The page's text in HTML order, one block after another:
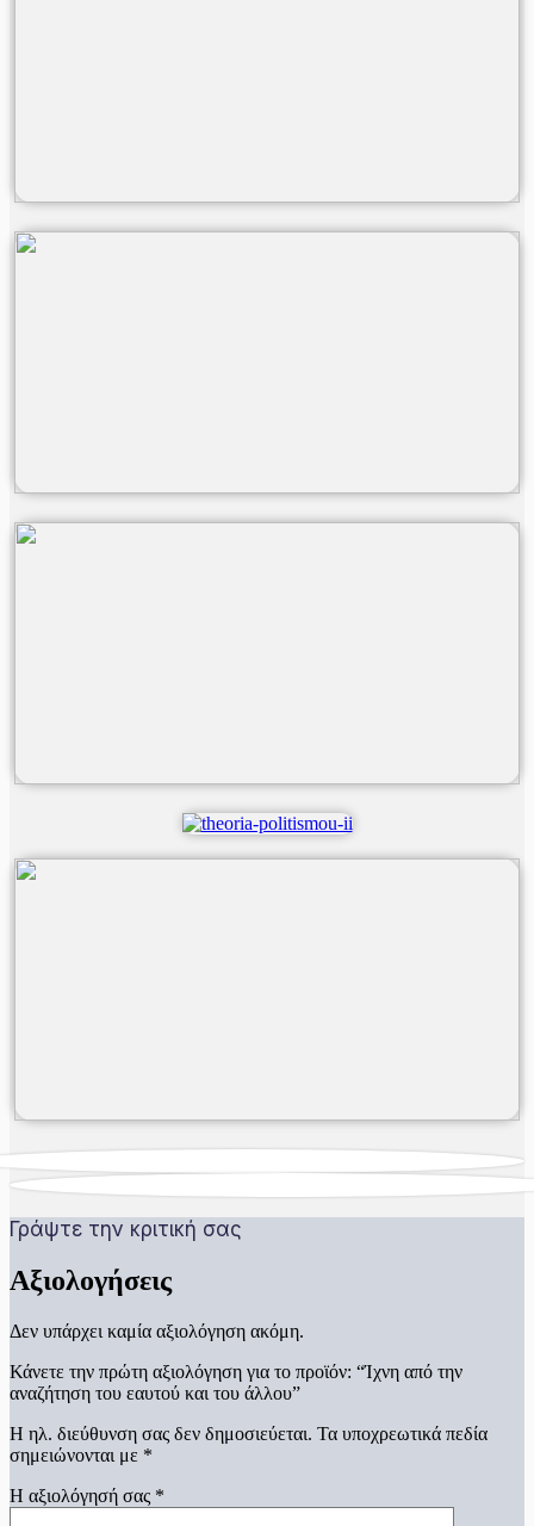
Γράψτε την κριτική σας
Αξιολογήσεις
Δεν υπάρχει καμία αξιολόγηση ακόμη.
Κάνετε την πρώτη αξιολόγηση για το προϊόν: “Ίχνη από την
αναζήτηση του εαυτού και του άλλου”
Η ηλ. διεύθυνση σας δεν δημοσιεύεται. Τα υποχρεωτικά πεδία
σημειώνονται με *
Η αξιολόγησή σας *